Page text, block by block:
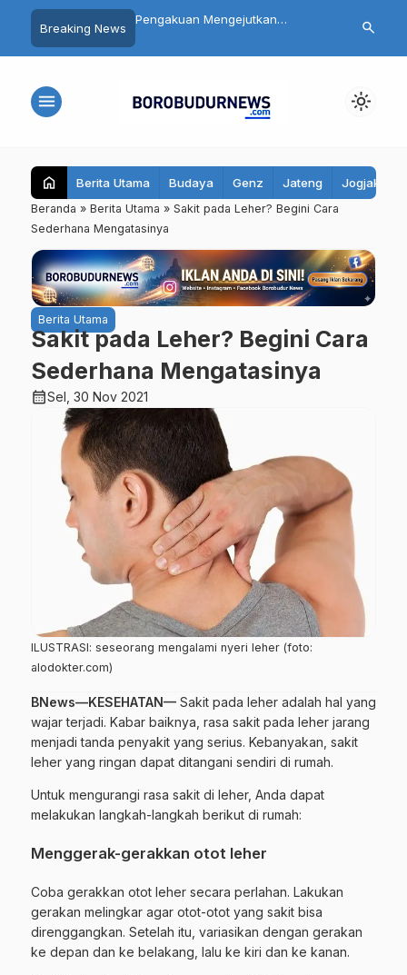
Breaking News
Magelang Masuk
Usai Santap MBG,
Pengakuan Mengejutkan
Mengaku Murka Usai Digerayangi
Daftar 8
Yurizal,
search
menu light_mode
home Berita Utama Budaya Genz Jateng Jogjakarta
Beranda » Berita Utama » Sakit pada Leher? Begini Cara
Sederhana Mengatasinya
Berita Utama
Sakit pada Leher? Begini Cara
Sederhana Mengatasinya
calendar_monthSel, 30 Nov 2021
ILUSTRASI: seseorang mengalami nyeri leher (foto:
alodokter.com)
BNews—KESEHATAN— Sakit pada leher adalah hal yang
wajar terjadi. Kabar baiknya, rasa sakit pada leher jarang
menjadi tanda penyakit yang serius. Kebanyakan, sakit
leher yang ringan dapat ditangani sendiri di rumah.
Untuk mengurangi rasa sakit di leher, Anda dapat
melakukan langkah-langkah berikut di rumah:
Menggerak-gerakkan otot leher
Coba gerakkan otot leher secara perlahan. Lakukan
gerakan melingkar agar otot-otot yang sakit bisa
direnggangkan. Setelah itu, variasikan dengan gerakan
ke depan dan ke belakang, lalu ke kiri dan ke kanan.